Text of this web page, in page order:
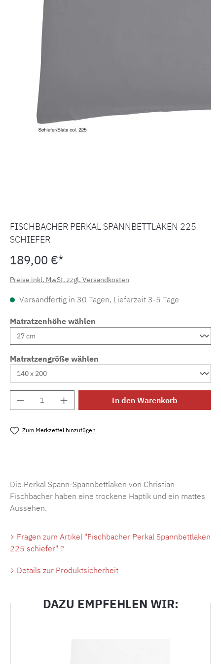
FISCHBACHER PERKAL SPANNBETTLAKEN 225
SCHIEFER
189,00 €*
Preise inkl. MwSt. zzgl. Versandkosten
Versandfertig in 30 Tagen, Lieferzeit 3-5 Tage
Matratzenhöhe wählen
Matratzengröße wählen
Produkt Anzahl: Gib den gewünschten
In den Warenkorb
Zum Merkzettel hinzufügen
Die Perkal Spann-Spannbettlaken von Christian
Fischbacher haben eine trockene Haptik und ein mattes
Aussehen.
Fragen zum Artikel "Fischbacher Perkal Spannbettlaken
225 schiefer" ?
Details zur Produktsicherheit
DAZU EMPFEHLEN WIR: